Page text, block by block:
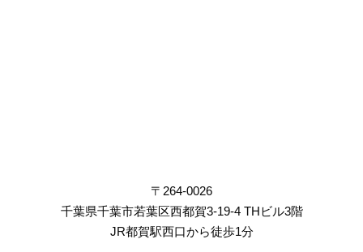
〒264-0026
千葉県千葉市若葉区西都賀3-19-4 THビル3階
JR都賀駅西口から徒歩1分